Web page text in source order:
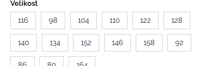
Velikost
116
98 104 110 122 128
140 134 152 146 158 92